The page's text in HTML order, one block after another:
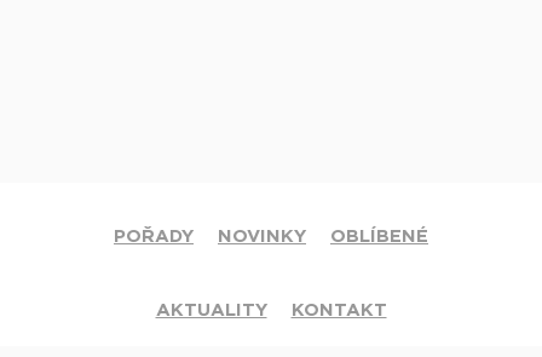
POŘADY NOVINKY OBLÍBENÉ
AKTUALITY KONTAKT